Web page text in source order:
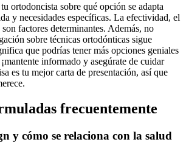
ortodoncista sobre qué opción se adapta
y necesidades específicas. La efectividad, el
factores determinantes. Además, no
sobre técnicas ortodónticas sigue
que podrías tener más opciones geniales
informado y asegúrate de cuidar
es tu mejor carta de presentación, así que
frecuentemente
y cómo se relaciona con la salud